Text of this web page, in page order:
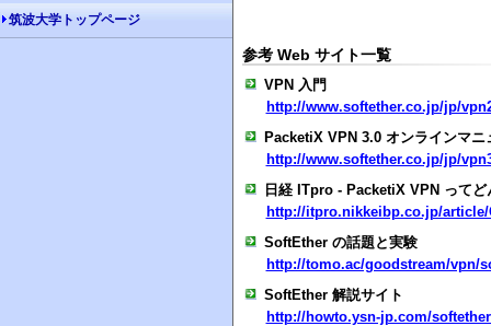
筑波大学トップページ
参考 Web サイト一覧
VPN 入門
http://www.softether.co.jp/jp/
PacketiX VPN 3.0 オンラインマニ
http://www.softether.co.jp/jp/
日経 ITpro - PacketiX VPN ってど
http://itpro.nikkeibp.co.jp/article/
SoftEther の話題と実験
http://tomo.ac/goodstream/vpn/
SoftEther 解説サイト
http://howto.ysn-jp.com/